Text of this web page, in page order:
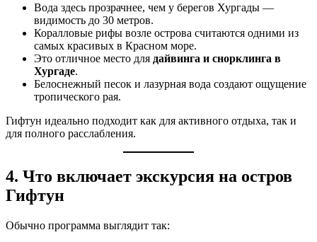
Вода здесь прозрачнее, чем у берегов Хургады —
видимость до 30 метров.
Коралловые рифы возле острова считаются одними из
самых красивых в Красном море.
Это отличное место для дайвинга и снорклинга в
Хургаде.
Белоснежный песок и лазурная вода создают ощущение
тропического рая.
Гифтун идеально подходит как для активного отдыха, так и
для полного расслабления.
4. Что включает экскурсия на остров
Гифтун
Обычно программа выглядит так: